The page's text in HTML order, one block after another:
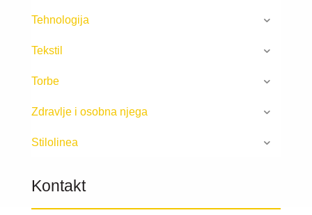
Tehnologija
Tekstil
Torbe
Zdravlje i osobna njega
Stilolinea
Kontakt